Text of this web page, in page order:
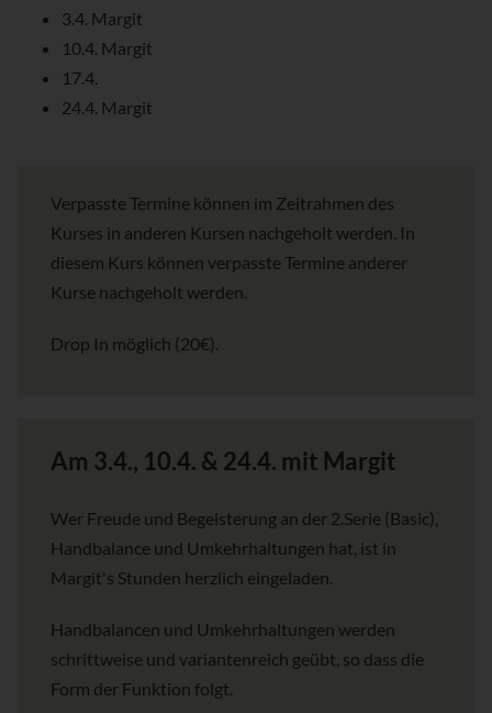
3.4. Margit
10.4. Margit
17.4.
24.4. Margit
Verpasste Termine können im Zeitrahmen des
Kurses in anderen Kursen nachgeholt werden. In
diesem Kurs können verpasste Termine anderer
Kurse nachgeholt werden.
Drop In möglich (20€).
Am 3.4., 10.4. & 24.4. mit Margit
Wer Freude und Begeisterung an der 2.Serie (Basic),
Handbalance und Umkehrhaltungen hat, ist in
Margit's Stunden herzlich eingeladen.
Handbalancen und Umkehrhaltungen werden
schrittweise und variantenreich geübt, so dass die
Form der Funktion folgt.